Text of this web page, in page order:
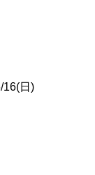
16(日)